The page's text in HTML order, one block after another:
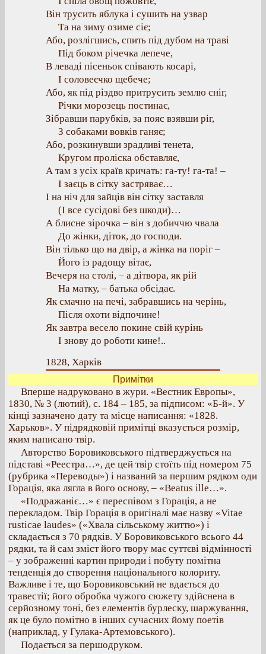
Він трусить яблука і сушить на узвар
Та на зиму озиме сіє;
Або, розлігшись, спить під дубом на траві
Під боком річечка лепече,
В леваді пісеньок співають косарі,
І соловеєчко щебече;
Або, як під різдво притрусить землю сніг,
Річки морозець постинає,
Зібравши парубків, за пояс взявши ріг,
З собаками вовків ганяє;
Або, розкинувши зрадливі тенета,
Кругом проліска обставляє,
А там з усіх країв кричать: га-ту! га-та! –
І заєць в сітку застряває…
І на ніч для зайців він сітку заставля
(І все сусідові без шкоди)…
А блисне зірочка – він з добиччю чвала
До жінки, діток, до господи.
Він тілько що на двір, а жінка на поріг –
Його із радощу вітає,
Вечеря на столі, – а дітвора, як рій
На матку, – батька обсідає.
Як смачно на печі, забравшись на черінь,
Після охоти відпочине!
Як завтра весело покине свій курінь
І знову до роботи кине!..
1828, Харків
Примітки
Вперше надруковано в жури. «Вестник Европы»,
1830, № 3 (лютий), с. 184 – 185, за підписом: «Б-й». У
кінці зазначено дату та місце написання: «1828.
Харьков». У підрядковій примітці вказується розмір,
яким написано твір.
Авторство Боровиковського підтверджується на
підставі «Реестра…», де цей твір стоїть під номером 75
(рубрика «Переводы») і названий за першим рядком оди
Горація, яка лягла в його основу, – «Beatus ille…».
«Подражаніє…» є переспівом з Горація, а не
перекладом. Твір Горація в оригіналі має назву «Vitae
rusticae laudes» («Хвала сільському життю») і
складається з 70 рядків. У Боровиковського всього 44
рядки, та й сам зміст його твору має суттєві відмінності
– у зображенні картин природи і побуту помітна
тенденція до створення національного колориту.
Важливе і те, що Боровиковський не вдається до
травестії; його обробка чужого сюжету здійснена в
серйозному тоні, без елементів бурлеску, шаржування,
як це було помітно в інших сучасних йому поетів
(наприклад, у Гулака-Артемовського).
Подається за першодруком.